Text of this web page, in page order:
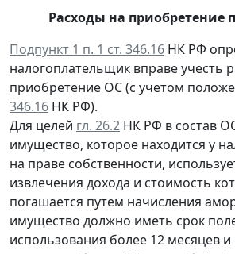
Расходы на приобретение
Подпункт 1 п. 1 ст. 346.16 НК РФ
налогоплательщик вправе учесть
приобретение ОС (с учетом
346.16 НК РФ).
Для целей гл. 26.2 НК РФ в состав
имущество, которое находится у
на праве собственности,
извлечения дохода и стоимость
погашается путем начисления
имущество должно иметь срок
использования более 12 месяцев